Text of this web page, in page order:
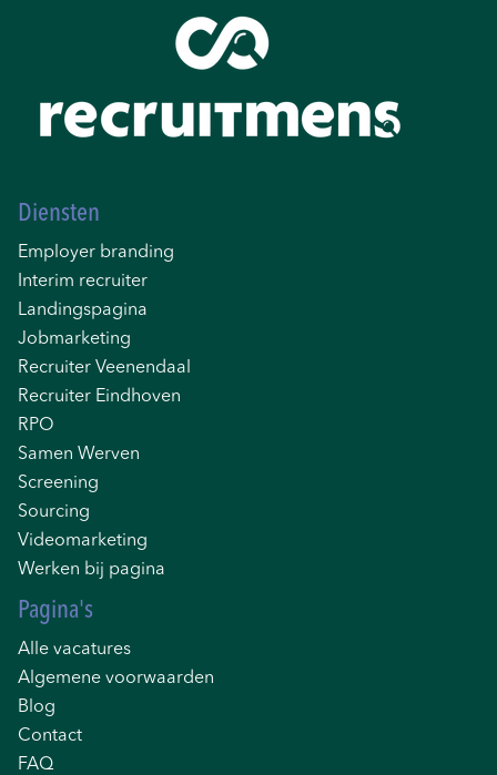
Diensten
Employer branding
Interim recruiter
Landingspagina
Jobmarketing
Recruiter Veenendaal
Recruiter Eindhoven
RPO
Samen Werven
Screening
Sourcing
Videomarketing
Werken bij pagina
Pagina's
Alle vacatures
Algemene voorwaarden
Blog
Contact
FAQ